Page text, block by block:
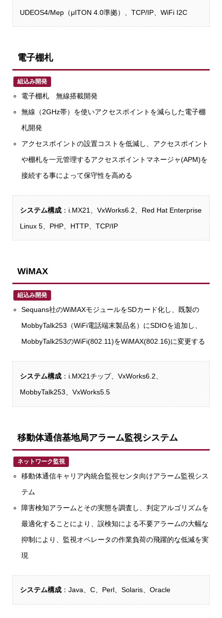
UDEOS4/Mep（μITON 4.0準拠）、TCP/IP、WiFi I2C
電子棚札
組込み開発
電子棚札 無線搭載開発
無線（2GHz帯）を使いアクセスポイントを減らした電子棚
札開発
アクセスポイントの設置コストを低減し、アクセスポイント
や棚札を一元管理するアクセスポイントマネージャ(APM)を
接続する事によって保守性を高める
システム構成 ：i.MX21、VxWorks6.2、Red Hat Enterprise
Linux 5、PHP、HTTP、TCP/IP
WiMAX
組込み開発
Sequans社のWiMAXモジュールをSDカード化し、既製の
MobbyTalk253（WiFi電話端末製品名）にSDIOを追加し、
MobbyTalk253のWiFi(802.11)をWiMAX(802.16)に変更する
システム構成 ：i.MX21チップ、VxWorks6.2、
MobbyTalk253、VxWorks5.5
移動体通信基地局アラーム監視システム
ネットワーク監視
移動体通信キャリア内統合監視センタ向けアラーム監視シス
テム
障害検知アラームとその実態を調査し、判定アルゴリズムを
最適化することにより、誤検知による不要アラームの大幅な
抑制により、監視オペレータの作業負荷の飛躍的な低減を実
現
システム構成 ：Java、C、Perl、Solaris、Oracle